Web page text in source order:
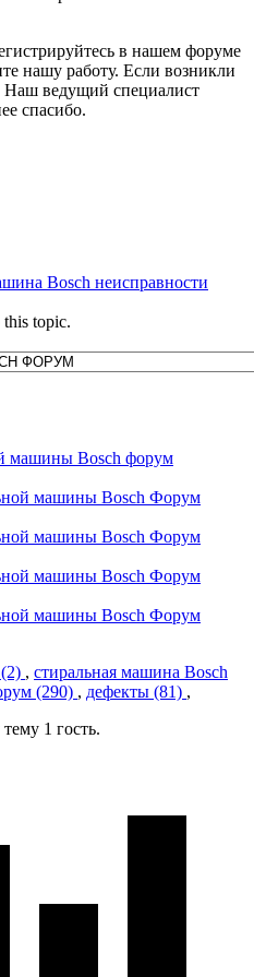
в нашем форуме
нашу работу. Если возникли
ведущий специалист
спасибо.
Bosch неисправности
topic.
машины Bosch форум
машины Bosch Форум
машины Bosch Форум
машины Bosch Форум
машины Bosch Форум
, стиральная машина Bosch
(290) , дефекты (81) ,
1 гость.